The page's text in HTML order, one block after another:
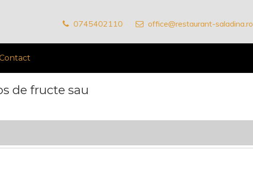
0745402110 office@restaurant-saladina.ro
de fructe sau